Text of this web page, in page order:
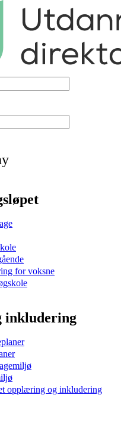
for voksne
inkludering
opplæring og inkludering